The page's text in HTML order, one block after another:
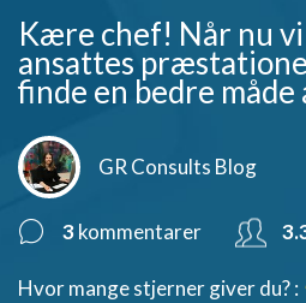
Kære chef! Når nu
ansattes
finde en bedre måde
GR Consults Blog
3kommentarer
Hvor mange stjerner giver du? :